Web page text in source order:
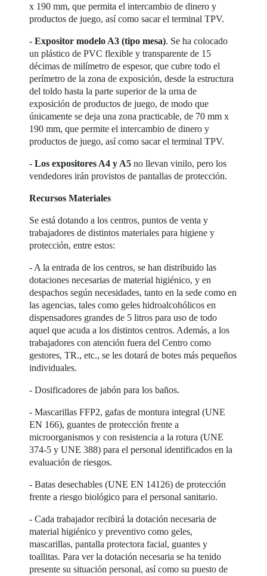
x 190 mm, que permita el intercambio de dinero y
productos de juego, así como sacar el terminal TPV.
- Expositor modelo A3 (tipo mesa). Se ha colocado
un plástico de PVC flexible y transparente de 15
décimas de milímetro de espesor, que cubre todo el
perímetro de la zona de exposición, desde la estructura
del toldo hasta la parte superior de la urna de
exposición de productos de juego, de modo que
únicamente se deja una zona practicable, de 70 mm x
190 mm, que permite el intercambio de dinero y
productos de juego, así como sacar el terminal TPV.
-Los expositores A4 y A5 no llevan vinilo, pero los
vendedores irán provistos de pantallas de protección.
Recursos Materiales
Se está dotando a los centros, puntos de venta y
trabajadores de distintos materiales para higiene y
protección, entre estos:
- A la entrada de los centros, se han distribuido las
dotaciones necesarias de material higiénico, y en
despachos según necesidades, tanto en la sede como en
las agencias, tales como geles hidroalcohólicos en
dispensadores grandes de 5 litros para uso de todo
aquel que acuda a los distintos centros. Además, a los
trabajadores con atención fuera del Centro como
gestores, TR., etc., se les dotará de botes más pequeños
individuales.
- Dosificadores de jabón para los baños.
- Mascarillas FFP2, gafas de montura integral (UNE
EN 166), guantes de protección frente a
microorganismos y con resistencia a la rotura (UNE
374-5 y UNE 388) para el personal identificados en la
evaluación de riesgos.
- Batas desechables (UNE EN 14126) de protección
frente a riesgo biológico para el personal sanitario.
- Cada trabajador recibirá la dotación necesaria de
material higiénico y preventivo como geles,
mascarillas, pantalla protectora facial, guantes y
toallitas. Para ver la dotación necesaria se ha tenido
presente su situación personal, así como su puesto de